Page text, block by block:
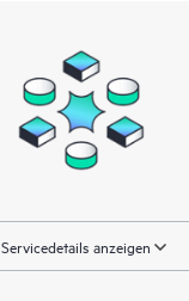
Servicedetails anzeigen